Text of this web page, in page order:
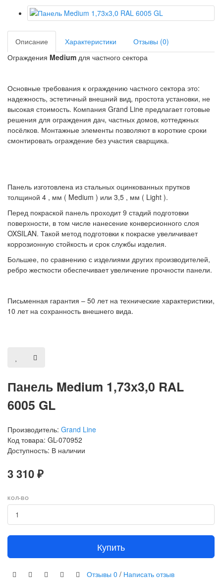
Описание Характеристики
Отзывы (0)
Ограждения Medium для частного сектора
Основные требования к ограждению частного сектора это:
надежность, эстетичный внешний вид, простота установки, не
высокая стоимость. Компания Grand Line предлагает готовые
решения для ограждения дач, частных домов, коттеджных
посёлков. Монтажные элементы позволяют в короткие сроки
смонтировать ограждение без участия сварщика.
Панель изготовлена из стальных оцинкованных прутков
толщиной 4 , мм ( Medium ) или 3,5 , мм ( Light ).
Перед покраской панель проходит 9 стадий подготовки
поверхности, в том числе нанесение конверсионного слоя
OXSILAN. Такой метод подготовки к покраске увеличивает
коррозионную стойкость и срок службы изделия.
Большее, по сравнению с изделиями других производителей,
ребро жесткости обеспечивает увеличение прочности панели.
Письменная гарантия – 50 лет на технические характеристики,
10 лет на сохранность внешнего вида.
Панель Medium 1,73х3,0 RAL
6005 GL
Производитель: Grand Line
Код товара: GL-070952
Доступность: В наличии
3 310 ₽
КОЛ-ВО
Купить
Отзывы 0 / Написать отзыв